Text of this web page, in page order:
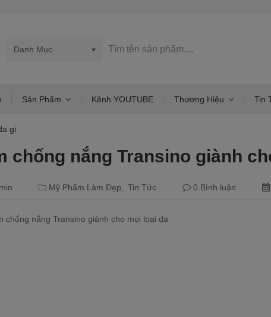
Sản Phẩm Kênh YOUTUBE Thương Hiệu Tin
gi
chống nắng Transino giành
Mỹ Phẩm Làm Đẹp Tin Tức 0 Bình luận
chống nắng Transino giành cho mọi loại da